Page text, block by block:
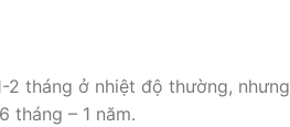
tháng ở nhiệt độ thường, nhưng
tháng – 1 năm.